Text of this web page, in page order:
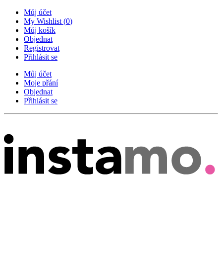
Můj účet
My Wishlist (0)
Můj košík
Objednat
Registrovat
Přihlásit se
Můj účet
Moje přání
Objednat
Přihlásit se